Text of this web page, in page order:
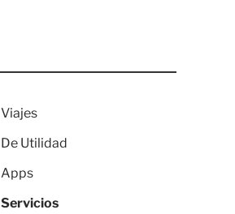
Viajes
De Utilidad
Apps
Servicios